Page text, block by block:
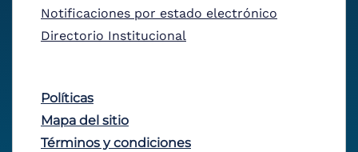
Notificaciones por estado electrónico
Directorio Institucional
Políticas
Mapa del sitio
Términos y condiciones